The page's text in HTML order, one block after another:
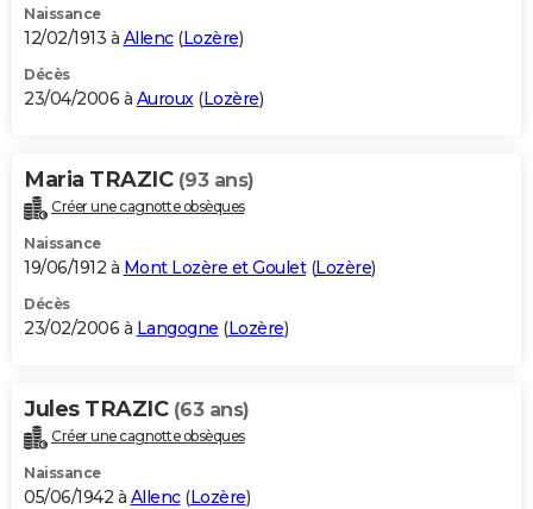
Naissance
12/02/1913 à Allenc(Lozère)
Décès
23/04/2006 à Auroux(Lozère)
Maria TRAZIC (93 ans)
Créer une cagnotte obsèques
Naissance
19/06/1912 à Mont Lozère et Goulet(Lozère)
Décès
23/02/2006 à Langogne (Lozère)
Jules TRAZIC (63 ans)
Créer une cagnotte obsèques
Naissance
05/06/1942 à Allenc(Lozère)